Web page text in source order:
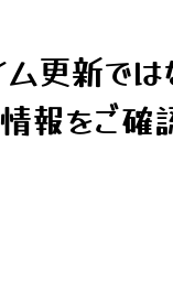
更新では
をご確